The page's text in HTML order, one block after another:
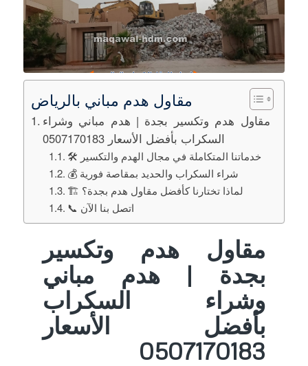
مقاول هدم مباني بالرياض
مقاول هدم وتكسير بجدة | هدم مباني وشراء
السكراب بأفضل الأسعار 0507170183
🛠️ خدماتنا المتكاملة في مجال الهدم والتكسير
💰 شراء السكراب والحديد بمقاصة فورية
🏗️ لماذا تختارنا كأفضل مقاول هدم بجدة؟
📞 اتصل بنا الآن
مقاول هدم وتكسير
بجدة | هدم مباني
وشراء السكراب
بأفضل الأسعار
0507170183